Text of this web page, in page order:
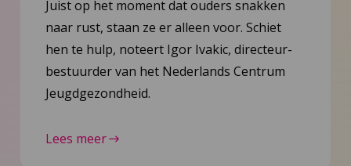
Juist op het moment dat ouders snakken
naar rust, staan ze er alleen voor. Schiet
hen te hulp, noteert Igor Ivakic, directeur-
bestuurder van het Nederlands Centrum
Jeugdgezondheid.
Lees meer